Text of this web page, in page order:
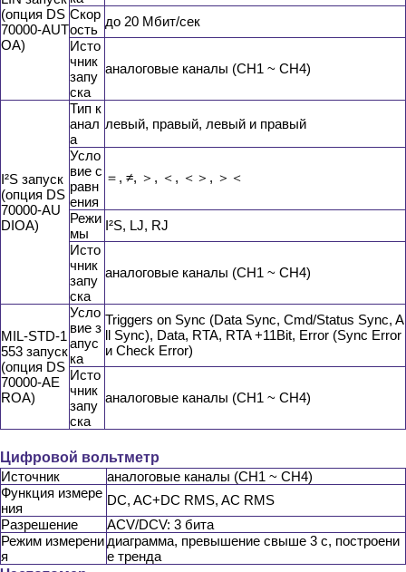
(опция DS
70000-AUT
OA)
Скор
ость
до 20 Мбит/сек
Исто
чник
запу
ска
аналоговые каналы (CH1 ~ CH4)
I²S запуск
(опция DS
70000-AU
DIOA)
Тип к
анал
а
левый, правый, левый и правый
Усло
вие с
равн
ения
＝, ≠, ＞, ＜, ＜＞, ＞＜
Режи
мы
I²S, LJ, RJ
Исто
чник
запу
ска
аналоговые каналы (CH1 ~ CH4)
MIL-STD-1
553 запуск
(опция DS
70000-AE
ROA)
Усло
вие з
апус
ка
Triggers on Sync (Data Sync, Cmd/Status Sync, A
ll Sync), Data, RTA, RTA +11Bit, Error (Sync Error
и Check Error)
Исто
чник
запу
ска
аналоговые каналы (CH1 ~ CH4)
Цифровой вольтметр
Источник
аналоговые каналы (CH1 ~ CH4)
Функция измере
ния
DC, AC+DC RMS, AC RMS
Разрешение
ACV/DCV: 3 бита
Режим измерени
я
диаграмма, превышение свыше 3 с, построени
е тренда